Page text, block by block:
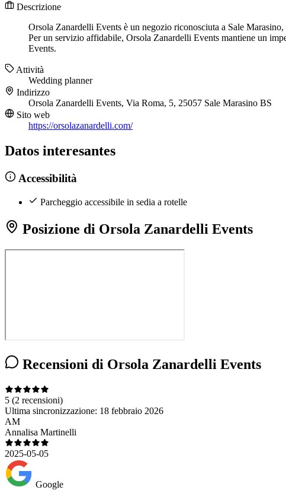
Descrizione
Orsola Zanardelli Events è un negozio riconosciuta a Sale
Per un servizio affidabile, Orsola Zanardelli Events mantiene un
Events.
Attività
Wedding planner
Indirizzo
Orsola Zanardelli Events, Via Roma, 5, 25057 Sale Marasino BS
Sito web
https://orsolazanardelli.com/
Datos interesantes
Accessibilità
Parcheggio accessibile in sedia a rotelle
Posizione di Orsola Zanardelli Events
Recensioni di Orsola Zanardelli Events
5 (2 recensioni)
Ultima sincronizzazione: 18 febbraio 2026
AM
Annalisa Martinelli
2025-05-05
Google